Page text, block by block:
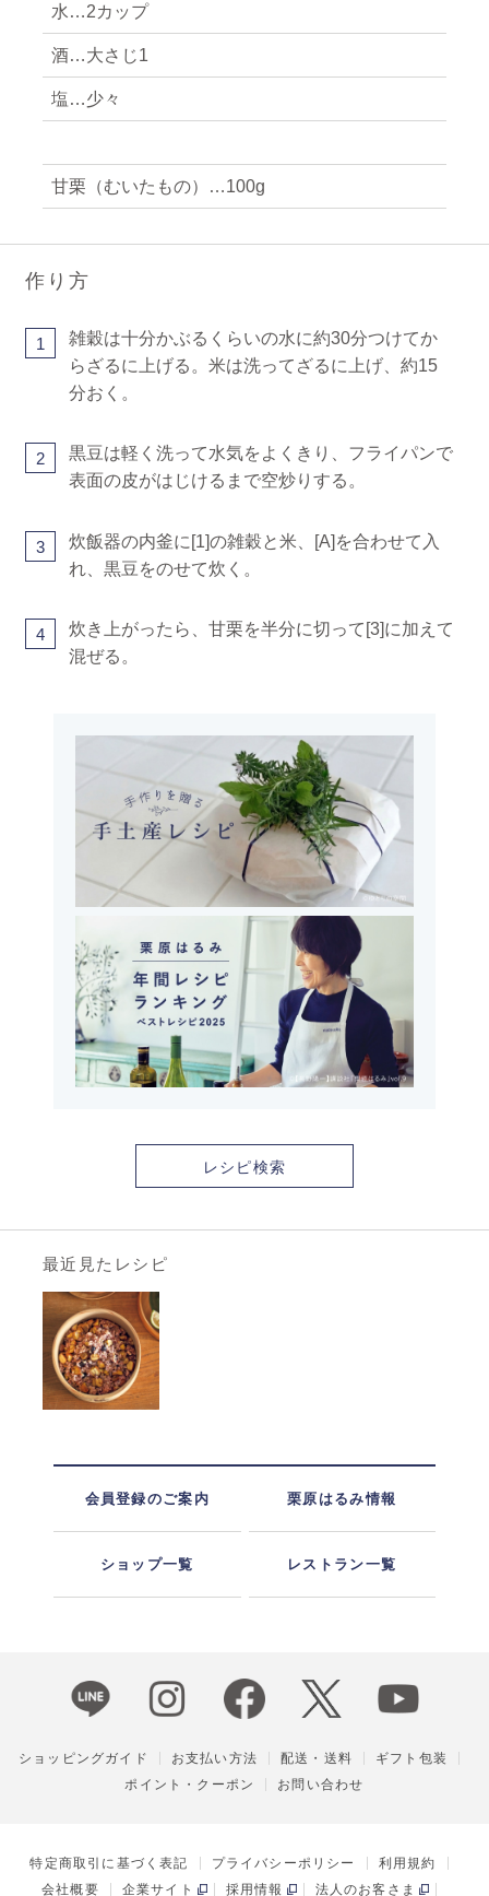
水…2カップ
酒…大さじ1
塩…少々
甘栗（むいたもの）…100g
作り方
1
雑穀は十分かぶるくらいの水に約30分つけてか
らざるに上げる。米は洗ってざるに上げ、約15
分おく。
2
黒豆は軽く洗って水気をよくきり、フライパンで
表面の皮がはじけるまで空炒りする。
3
炊飯器の内釜に[1]の雑穀と米、[A]を合わせて入
れ、黒豆をのせて炊く。
4
炊き上がったら、甘栗を半分に切って[3]に加えて
混ぜる。
レシピ検索
最近見たレシピ
会員登録のご案内 栗原はるみ情報
ショップ一覧 レストラン一覧
ショッピングガイド お支払い方法 配送・送料
ギフト包装
ポイント・クーポン
お問い合わせ
特定商取引に基づく表記 プライバシーポリシー
利用規約
会社概要
企業サイト 採用情報 法人のお客さま